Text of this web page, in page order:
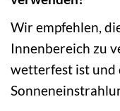
Wir empfehlen,
Innenbereich zu
wetterfest ist und